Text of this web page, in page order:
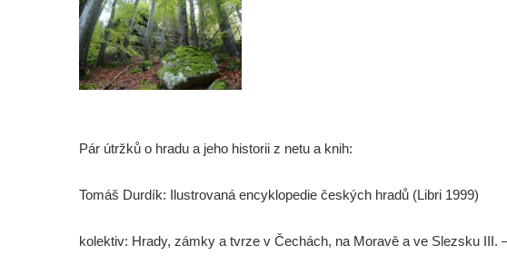
Hrad Rotštejn
Hrad Klamorna
Hrad Starý Rybník (Altenteich)
Hrad Egerberk (Lestkov)
Tvrz Šumburk
Hrad Ronov
Pár útržků o hradu a jeho historii z netu a knih:
Tomáš Durdík: Ilustrovaná encyklopedie českých hradů (Libri 1999)
kolektiv: Hrady, zámky a tvrze v Čechách, na Moravě a ve Slezsku III.